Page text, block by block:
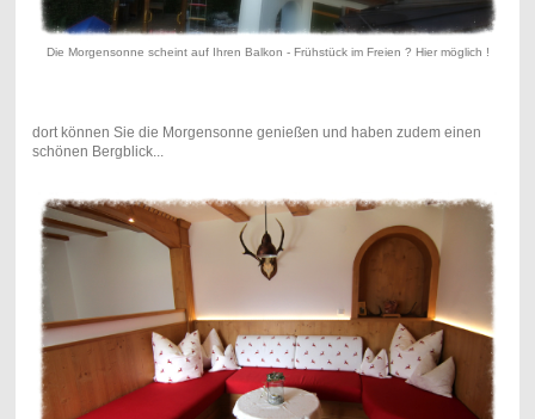
Die Morgensonne scheint auf Ihren Balkon - Frühstück im Freien ? Hier möglich !
dort können Sie die Morgensonne genießen und haben zudem einen
schönen Bergblick...